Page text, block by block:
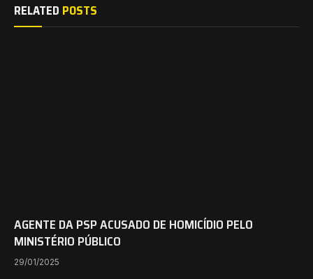
RELATED POSTS
AGENTE DA PSP ACUSADO DE HOMICÍDIO PELO
MINISTÉRIO PÚBLICO
29/01/2025